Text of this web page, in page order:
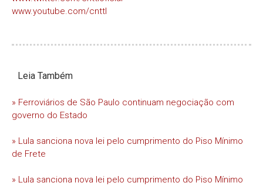
www.youtube.com/cnttl
Leia Também
» Ferroviários de São Paulo continuam negociação com
governo do Estado
» Lula sanciona nova lei pelo cumprimento do Piso Mínimo
de Frete
» Lula sanciona nova lei pelo cumprimento do Piso Mínimo